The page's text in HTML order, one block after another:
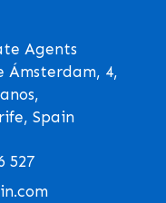
Agents
Ámsterdam, 4,
Spain
527